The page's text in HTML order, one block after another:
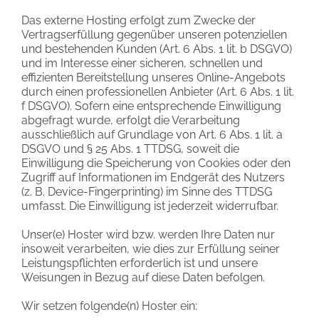
Das externe Hosting erfolgt zum Zwecke der
Vertragserfüllung gegenüber unseren potenziellen
und bestehenden Kunden (Art. 6 Abs. 1 lit. b DSGVO)
und im Interesse einer sicheren, schnellen und
effizienten Bereitstellung unseres Online-Angebots
durch einen professionellen Anbieter (Art. 6 Abs. 1 lit.
f DSGVO). Sofern eine entsprechende Einwilligung
abgefragt wurde, erfolgt die Verarbeitung
ausschließlich auf Grundlage von Art. 6 Abs. 1 lit. a
DSGVO und § 25 Abs. 1 TTDSG, soweit die
Einwilligung die Speicherung von Cookies oder den
Zugriff auf Informationen im Endgerät des Nutzers
(z. B. Device-Fingerprinting) im Sinne des TTDSG
umfasst. Die Einwilligung ist jederzeit widerrufbar.
Unser(e) Hoster wird bzw. werden Ihre Daten nur
insoweit verarbeiten, wie dies zur Erfüllung seiner
Leistungspflichten erforderlich ist und unsere
Weisungen in Bezug auf diese Daten befolgen.
Wir setzen folgende(n) Hoster ein: